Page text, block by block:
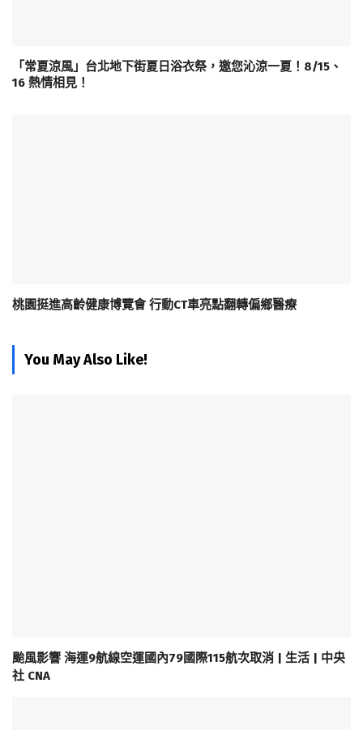
「常夏涼風」台北地下街夏日浴衣祭，邀您沁涼一夏！8/15、
16 熱情相見！
桃園挺進高齡健康博覽會 行動CT車亮點翻轉偏鄉醫療
You May Also Like!
颱風影響 海運9航線空運國內79國際115航次取消 | 生活 | 中央
社 CNA